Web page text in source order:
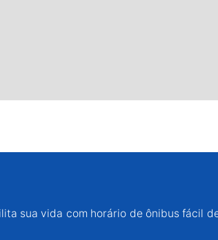
sua vida com horário de ônibus fácil